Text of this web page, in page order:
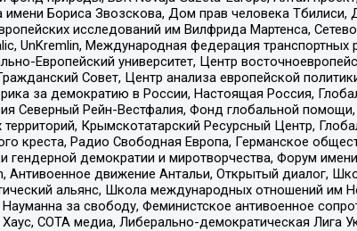
имени Бориса Звозскова, Дом прав человека
исследований им Вилфрида Мартенса,
UnKremlin, Международная федерация
Европейский университет, Центр
Совет, Центр анализа европейской
за демократию в России, Настоящая Россия,
Северный Рейн-Вестфалия, Фонд глобальной
Крымскотатарский Ресурсный Центр,
креста, Радио Свободная Европа, Германское
демократии и миротворчества, Форум
Антивоенное движение Антальи, Открытый диалог,
альянс, Школа международных отношений
за свободу, Феминистское антивоенное
СОТА медиа, Либерально-демократическая Лига